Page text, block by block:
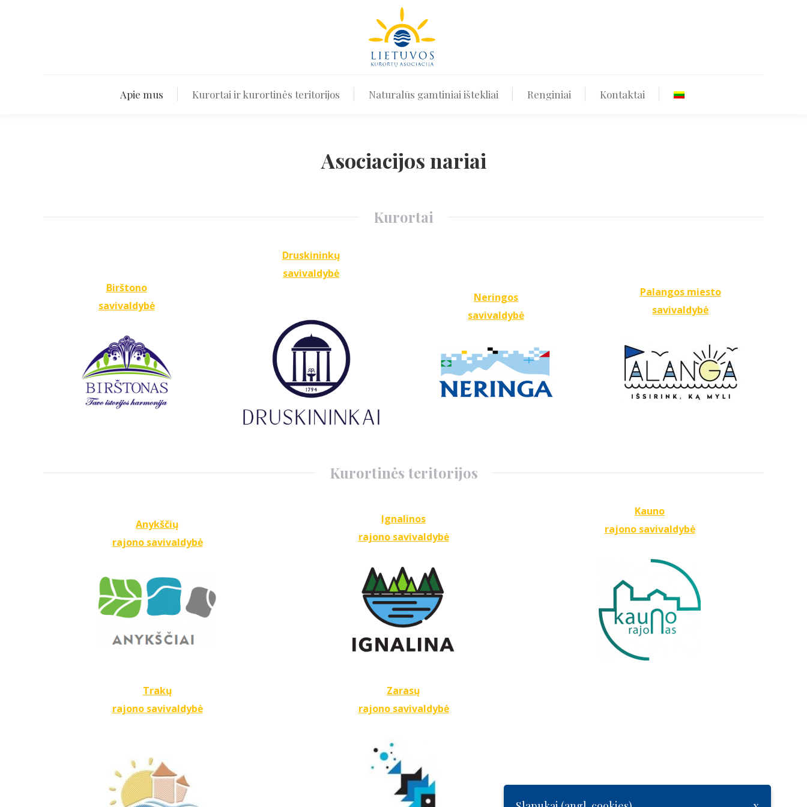
Apie mus Kurortai ir kurortinės teritorijos Naturalūs gamtiniai ištekliai Renginiai Kontaktai
Asociacijos nariai
Kurortai
Birštono
savivaldybė
Druskininkų
savivaldybė
Neringos
savivaldybė
Palangos miesto
savivaldybė
Kurortinės teritorijos
Anykščių
rajono savivaldybė
Ignalinos
rajono savivaldybė
Kauno
rajono savivaldybė
Trakų
rajono savivaldybė
Zarasų
rajono savivaldybė
Kurortai ir kurortinės teritorijos